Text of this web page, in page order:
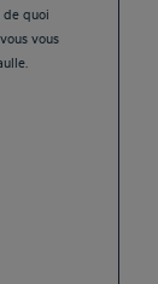
de quoi
vous